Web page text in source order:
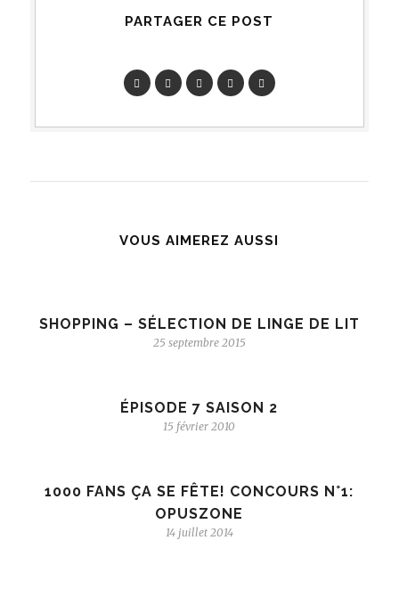
PARTAGER CE POST
VOUS AIMEREZ AUSSI
SHOPPING – SÉLECTION DE LINGE DE LIT
25 septembre 2015
ÉPISODE 7 SAISON 2
15 février 2010
1000 FANS ÇA SE FÊTE! CONCOURS N°1:
OPUSZONE
14 juillet 2014